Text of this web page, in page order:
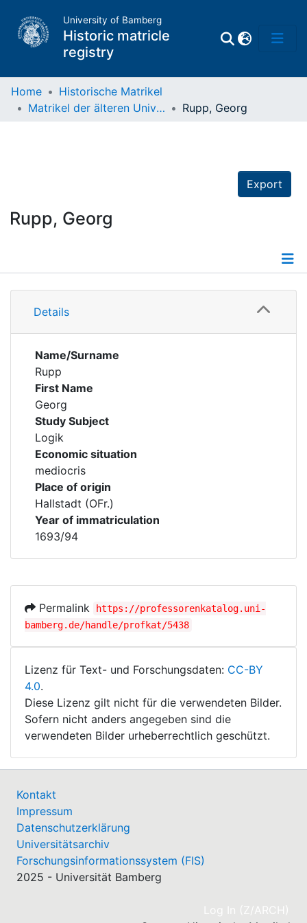
University of Bamberg
Historic matricle
registry
Home
Historische Matrikel
Matrikel der älteren Universität
Rupp, Georg
Export
Rupp, Georg
Details
Details
Name/Surname
Rupp
First Name
Georg
Study Subject
Logik
Economic situation
mediocris
Place of origin
Hallstadt (OFr.)
Year of immatriculation
1693/94
Permalink
https://professorenkatalog.uni-
bamberg.de/handle/profkat/5438
Lizenz für Text- und Forschungsdaten: CC-BY
4.0.
Diese Lizenz gilt nicht für die verwendeten Bilder.
Sofern nicht anders angegeben sind die
verwendeten Bilder urheberrechtlich geschützt.
Kontakt
Impressum
Datenschutzerklärung
Universitätsarchiv
Forschungsinformationssystem (FIS)
2025 - Universität Bamberg
Log In (Z/ARCH)